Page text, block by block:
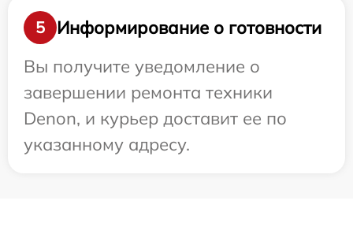
5
Информирование о готовности
Вы получите уведомление о
завершении ремонта техники
Denon, и курьер доставит ее по
указанному адресу.